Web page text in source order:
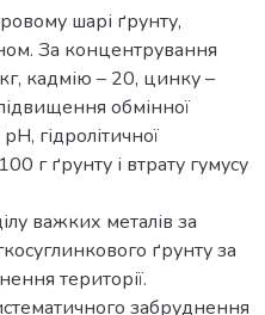
шарі ґрунту,
За концентрування
кадмію – 20, цинку –
обмінної
гідролітичної
г ґрунту і втрату гумусу
важких металів за
ґрунту за
території.
забруднення